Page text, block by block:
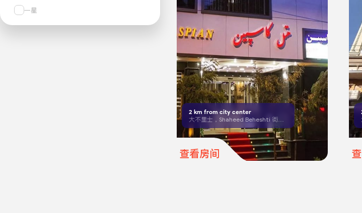
一星
2 km from city center
大不里士，Shaheed Beheshti 街，曼苏尔桥后
查看房间